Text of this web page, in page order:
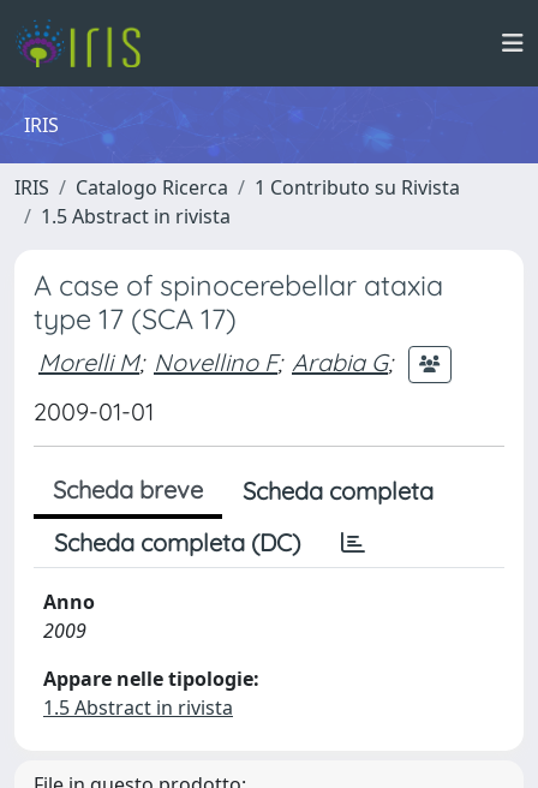
IRIS
IRIS Catalogo Ricerca
1 Contributo su Rivista
1.5 Abstract in rivista
A case of spinocerebellar ataxia
type 17 (SCA 17)
Morelli M; Novellino F; Arabia G;
2009-01-01
Scheda breve
Scheda completa
Scheda completa (DC)
Anno
2009
Appare nelle tipologie:
1.5 Abstract in rivista